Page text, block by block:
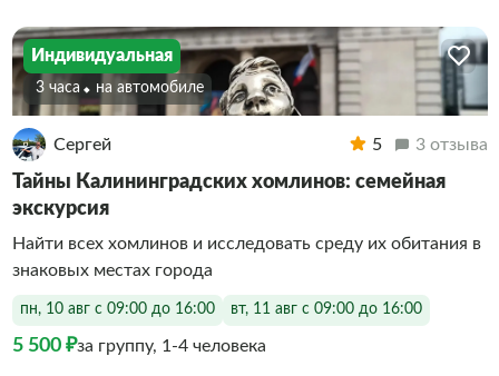
Индивидуальная
3 часа На автомобиле
Сергей 5 3 отзыва
Тайны Калининградских хомлинов: семейная
экскурсия
Найти всех хомлинов и исследовать среду их обитания в
знаковых местах города
пн, 10 авг с 09:00 до 16:00 вт, 11 авг с 09:00 до 16:00
5 500 ₽за группу, 1-4 человека